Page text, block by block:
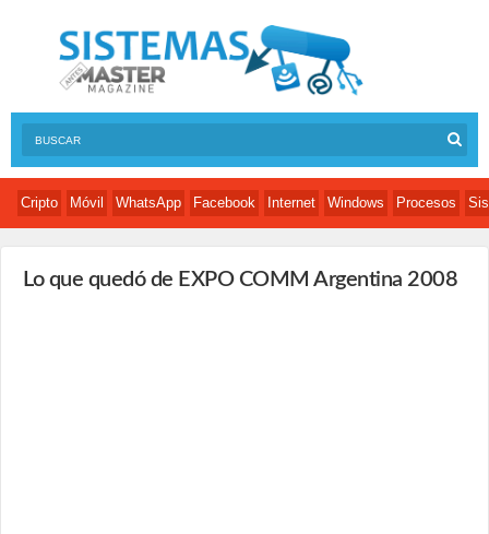
Cripto Móvil WhatsApp Facebook Internet Windows Procesos
Lo que quedó de EXPO COMM Argentina 2008